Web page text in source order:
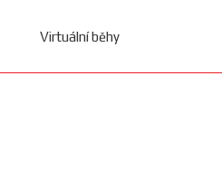
Virtuální běhy